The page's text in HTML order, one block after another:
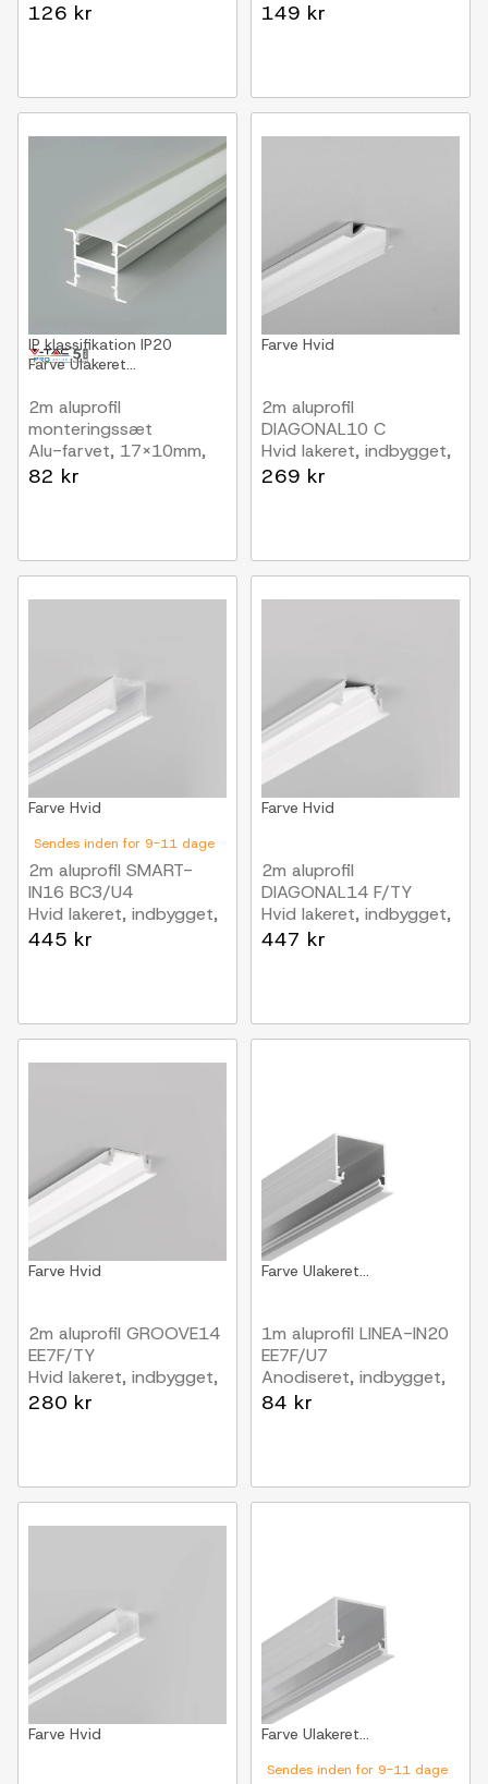
indbygget, LED skinne
126 kr LED skinne
149 kr
IP klassifikation IP20
FarveUlakeret...
2m aluprofil
monteringssæt
Alu-farvet, 17x10mm,
indbygget, inkl. cover
82 kr
Farve Hvid
2m aluprofil
DIAGONAL10 C
Hvid lakeret, indbygget,
LED skinne
269 kr
Sendes inden for 9-11 dage
Farve Hvid
2m aluprofil SMART-
IN16 BC3/U4
Hvid lakeret, indbygget,
LED skinne
445 kr
Farve Hvid
2m aluprofil
DIAGONAL14 F/TY
Hvid lakeret, indbygget,
LED skinne
447 kr
Farve Hvid
2m aluprofil GROOVE14
EE7F/TY
Hvid lakeret, indbygget,
LED skinne
280 kr
Farve Ulakeret...
1m aluprofil LINEA-IN20
EE7F/U7
Anodiseret, indbygget,
LED skinne
84 kr
Farve Hvid
Sendes inden for 9-11 dage
Farve Ulakeret...